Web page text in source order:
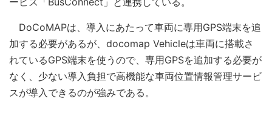
DoCoMAPは、導入にあたって車両に専用GPS端末を追
加する必要があるが、docomap Vehicleは車両に搭載さ
れているGPS端末を使うので、専用GPSを追加する必要が
なく、少ない導入負担で高機能な車両位置情報管理サービ
スが導入できるのが強みである。